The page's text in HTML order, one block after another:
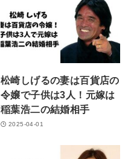
松崎しげるの妻は百貨店の
令嬢で子供は3人！元嫁は
稲葉浩二の結婚相手
2025-04-01